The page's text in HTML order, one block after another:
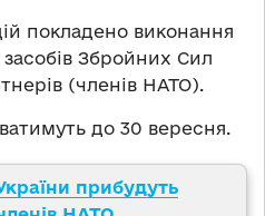
покладено виконання
Збройних Сил
(членів НАТО).
до 30 вересня.
прибудуть